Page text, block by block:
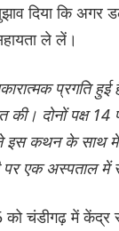
दिया कि
ले लें।
प्रगति
दोनों पक्ष
इस कथन के साथ
पर एक अस्पताल में
चंडीगढ़ में